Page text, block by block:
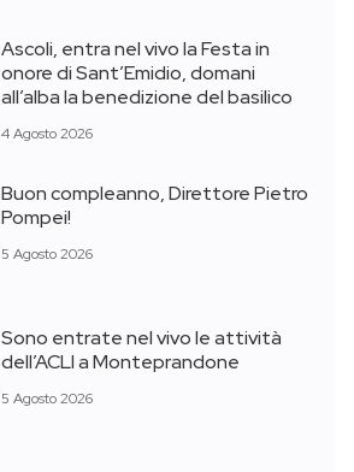
Ascoli, entra nel vivo la Festa in
onore di Sant’Emidio, domani
all’alba la benedizione del basilico
4 Agosto 2026
Buon compleanno, Direttore Pietro
Pompei!
5 Agosto 2026
Sono entrate nel vivo le attività
dell’ACLI a Monteprandone
5 Agosto 2026